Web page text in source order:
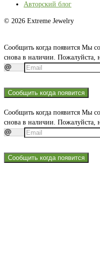
Авторский блог
© 2026 Extreme Jewelry
Сообщить когда появится Мы
снова в наличии. Пожалуйста,
Сообщить когда появится
Сообщить когда появится Мы
снова в наличии. Пожалуйста,
Сообщить когда появится